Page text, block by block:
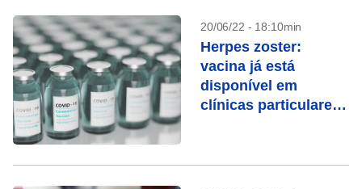
20/06/22 - 18:10min
Herpes zoster:
vacina já está
disponível em
clínicas particulares